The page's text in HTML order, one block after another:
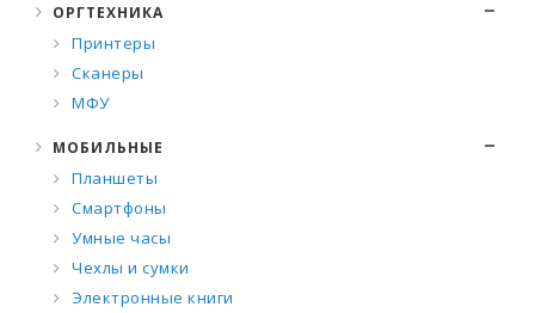
ОРГТЕХНИКА
Принтеры
Сканеры
МФУ
МОБИЛЬНЫЕ
Планшеты
Смартфоны
Умные часы
Чехлы и сумки
Электронные книги